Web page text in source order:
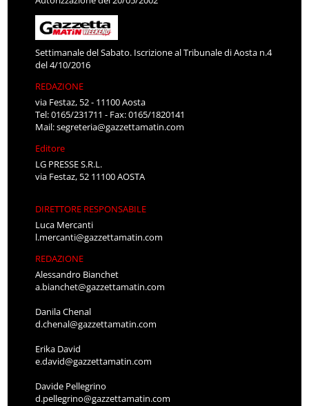
Settimanale del Sabato. Iscrizione al Tribunale di Aosta n.4
del 4/10/2016
REDAZIONE
via Festaz, 52 - 11100 Aosta
Tel: 0165/231711 - Fax: 0165/1820141
Mail:segreteria@gazzettamatin.com
Editore
LG PRESSE S.R.L.
via Festaz, 52 11100 AOSTA
DIRETTORE RESPONSABILE
Luca Mercanti
l.mercanti@gazzettamatin.com
REDAZIONE
Alessandro Bianchet
a.bianchet@gazzettamatin.com
Danila Chenal
d.chenal@gazzettamatin.com
Erika David
e.david@gazzettamatin.com
Davide Pellegrino
d.pellegrino@gazzettamatin.com